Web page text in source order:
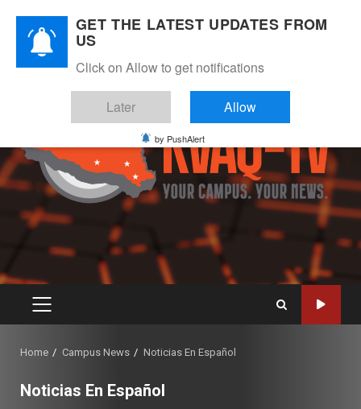
content
PRIMARY
Home Campus News Noticias En Español
Noticias En Español
GET THE LATEST UPDATES FROM
US
Click on Allow to get notifications
Later Allow
by PushAlert